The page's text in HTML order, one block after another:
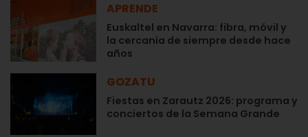
APRENDE
Euskaltel en Navarra: fibra, móvil y
la cercanía de siempre desde hace
años
GOZATU
Fiestas en Zarautz 2026: programa y
conciertos de la Semana Grande